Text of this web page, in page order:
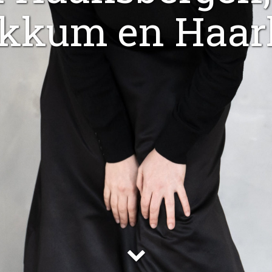
en